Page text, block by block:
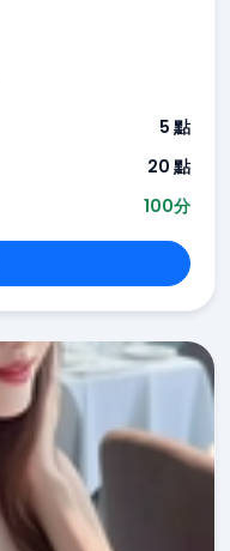
5 點
20 點
100分